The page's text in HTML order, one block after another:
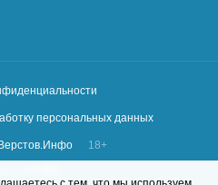
персональных данных
Верстов.Инфо
18+